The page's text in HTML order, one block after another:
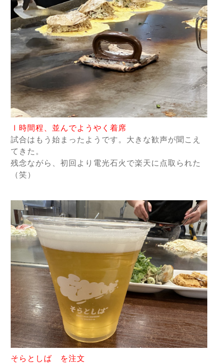
Ⅰ時間程、並んでようやく着席
試合はもう始まったようです。大きな歓声が聞こえ
てきた。
残念ながら、初回より電光石火で楽天に点取られた
（笑）
そらとしば を注文